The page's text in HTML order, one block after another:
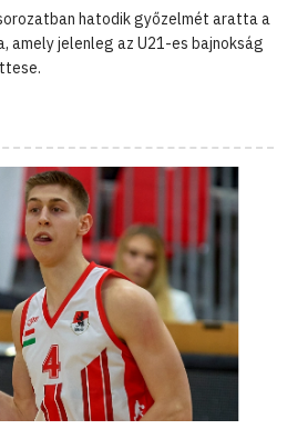
hatodik győzelmét aratta a
amely jelenleg az U21-es bajnokság